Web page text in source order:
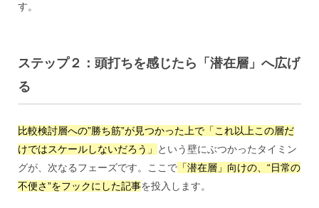
す。
ステップ２：頭打ちを感じたら「潜在層」へ広げ
る
比較検討層への”勝ち筋”が見つかった上で「これ以上この層だ
けではスケールしないだろう」
という壁にぶつかったタイミン
グが、次なるフェーズです。ここで 「潜在層」向けの、“日常の
不便さ”をフックにした記事を投入します。